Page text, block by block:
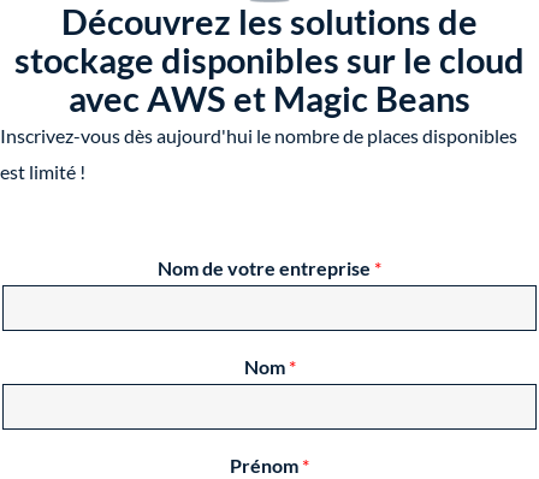
Découvrez les solutions de
stockage disponibles sur le cloud
avec AWS et Magic Beans
Inscrivez-vous dès aujourd'hui le nombre de places disponibles
est limité !
Nom de votre entreprise *
Nom *
Prénom *